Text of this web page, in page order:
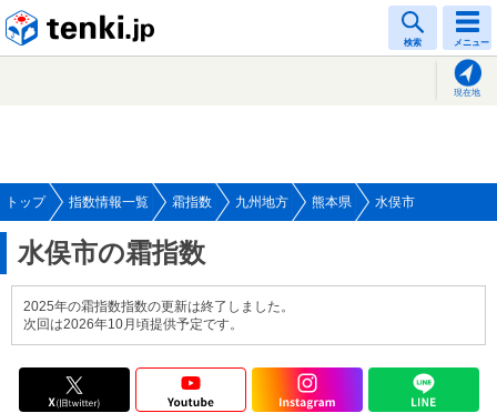
検索 メニュー
現在地
トップ 指数情報一覧 霜指数 九州地方 熊本県 水俣市
水俣市の霜指数
2025年の霜指数指数の更新は終了しました。
次回は2026年10月頃提供予定です。